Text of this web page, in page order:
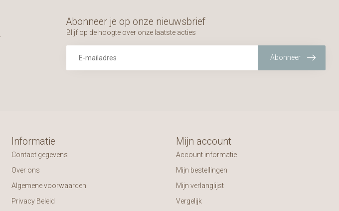
Abonneer je op onze nieuwsbrief
Blijf op de hoogte over onze laatste acties
Abonneer
Informatie
Contact gegevens
Over ons
Algemene voorwaarden
Privacy Beleid
Mijn account
Account informatie
Mijn bestellingen
Mijn verlanglijst
Vergelijk